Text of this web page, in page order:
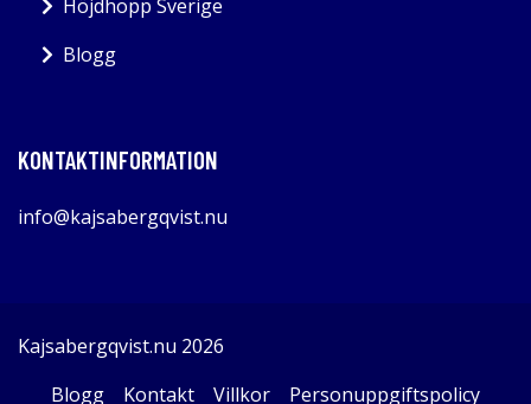
Höjdhopp Sverige
Blogg
KONTAKTINFORMATION
info@kajsabergqvist.nu
Kajsabergqvist.nu 2026
Blogg
Kontakt Villkor Personuppgiftspolicy